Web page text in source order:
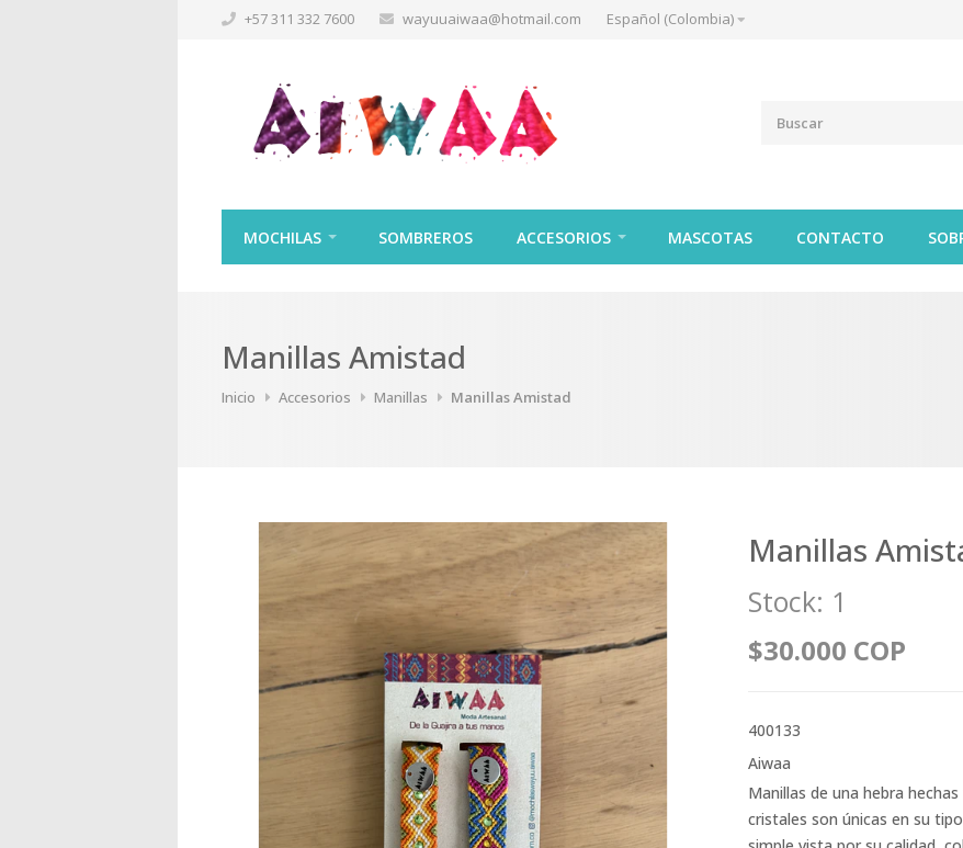
+57 311 332 7600 wayuuaiwaa@hotmail.com Español (Colombia)
MOCHILAS SOMBREROS ACCESORIOS MASCOTAS CONTACTO
Manillas Amistad
Inicio Accesorios Manillas Manillas Amistad
Manillas
Stock: 1
$30.000 COP
400133
Aiwaa
Manillas de una hebra
cristales son únicas en su